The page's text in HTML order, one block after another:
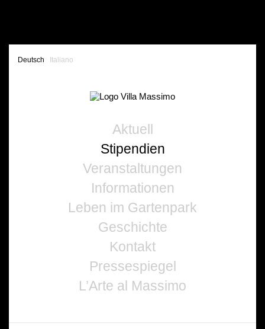
Deutsch Italiano
Aktuell
Stipendien
Veranstaltungen
Informationen
Leben im Gartenpark
Geschichte
Kontakt
Pressespiegel
L’Arte al Massimo